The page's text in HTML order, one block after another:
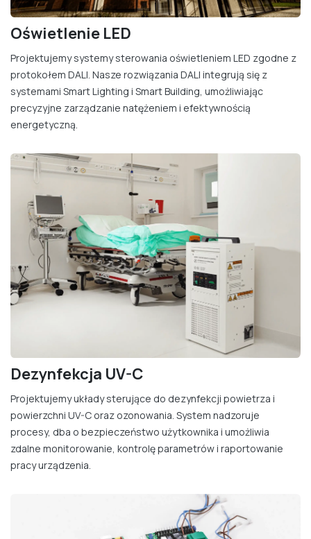
Oświetlenie LED
Projektujemy systemy sterowania oświetleniem LED zgodne z
protokołem DALI. Nasze rozwiązania DALI integrują się z
systemami Smart Lighting i Smart Building, umożliwiając
precyzyjne zarządzanie natężeniem i efektywnością
energetyczną.
Dezynfekcja UV-C
Projektujemy układy sterujące do dezynfekcji powietrza i
powierzchni UV-C oraz ozonowania. System nadzoruje
procesy, dba o bezpieczeństwo użytkownika i umożliwia
zdalne monitorowanie, kontrolę parametrów i raportowanie
pracy urządzenia. ​